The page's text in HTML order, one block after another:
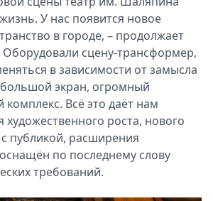
У нас появится новое
в городе, – продолжает
сцену-трансформер,
в зависимости от замысла
экран, огромный
Всё это даёт нам
роста, нового
публикой, расширения
по последнему слову
требований.